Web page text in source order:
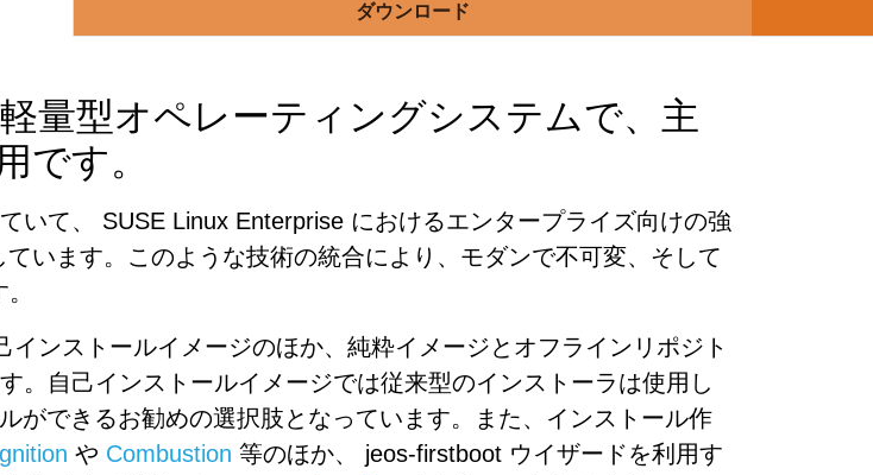
ダウンロード
量型オペレーティングシステムで、主
です。
いて、 SUSE Linux Enterprise におけるエンタープライズ向けの強
います。このような技術の統合により、モダンで不可変、そして
ンストールイメージのほか、純粋イメージとオフラインリポジト
。自己インストールイメージでは従来型のインストーラは使用し
ができるお勧めの選択肢となっています。また、インストール作
や Combustion 等のほか、 jeos-firstboot ウイザードを利用す